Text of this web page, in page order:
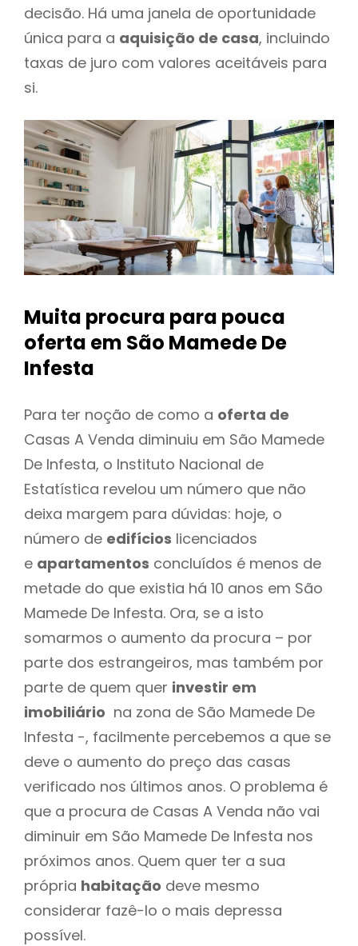
decisão. Há uma janela de oportunidade
única para a aquisição de casa, incluindo
taxas de juro com valores aceitáveis para
si.
Muita procura para pouca
oferta em São Mamede De
Infesta
Para ter noção de como a oferta de
Casas A Venda diminuiu em São Mamede
De Infesta, o Instituto Nacional de
Estatística revelou um número que não
deixa margem para dúvidas: hoje, o
número de edifícios licenciados
e apartamentos concluídos é menos de
metade do que existia há 10 anos em São
Mamede De Infesta. Ora, se a isto
somarmos o aumento da procura – por
parte dos estrangeiros, mas também por
parte de quem quer investir em
imobiliário na zona de São Mamede De
Infesta -, facilmente percebemos a que se
deve o aumento do preço das casas
verificado nos últimos anos. O problema é
que a procura de Casas A Venda não vai
diminuir em São Mamede De Infesta nos
próximos anos. Quem quer ter a sua
própria habitação deve mesmo
considerar fazê-lo o mais depressa
possível.